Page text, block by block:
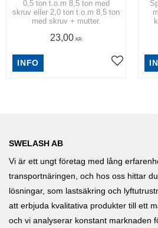
0,5 ton t.o.m 8,5 ton med
skruv eller 2,0 ton t.o.m 8,5 ton
med skruv + mutter.
23,00 KR
INFO
SWELASH AB
Vi är ett ungt företag med lång
transportnäringen, och hos oss hittar
lösningar, som lastsäkring och
att erbjuda kvalitativa produkter till ett
och vi analyserar konstant marknaden